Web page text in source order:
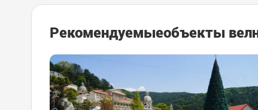
Рекомендуемыеобъекты